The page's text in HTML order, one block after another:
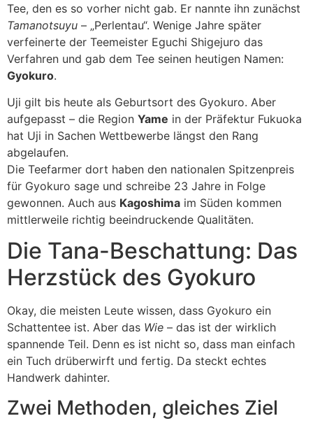
Tee, den es so vorher nicht gab. Er nannte ihn zunächst
Tamanotsuyu – „Perlentau“. Wenige Jahre später
verfeinerte der Teemeister Eguchi Shigejuro das
Verfahren und gab dem Tee seinen heutigen Namen:
Gyokuro.
Uji gilt bis heute als Geburtsort des Gyokuro. Aber
aufgepasst – die Region Yame in der Präfektur Fukuoka
hat Uji in Sachen Wettbewerbe längst den Rang
abgelaufen.
Die Teefarmer dort haben den nationalen Spitzenpreis
für Gyokuro sage und schreibe 23 Jahre in Folge
gewonnen. Auch aus Kagoshima im Süden kommen
mittlerweile richtig beeindruckende Qualitäten.
Die Tana-Beschattung: Das
Herzstück des Gyokuro
Okay, die meisten Leute wissen, dass Gyokuro ein
Schattentee ist. Aber das Wie – das ist der wirklich
spannende Teil. Denn es ist nicht so, dass man einfach
ein Tuch drüberwirft und fertig. Da steckt echtes
Handwerk dahinter.
Zwei Methoden, gleiches Ziel